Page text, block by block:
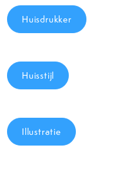
Huisdrukker
Huisstijl
Illustratie